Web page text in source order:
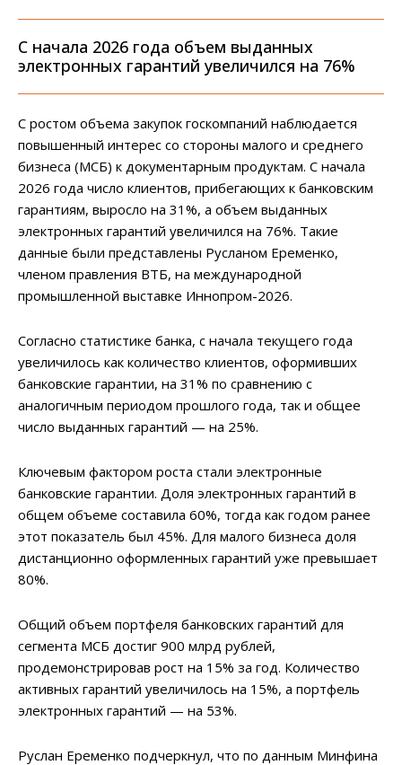
С начала 2026 года объем выданных
электронных гарантий увеличился на 76%
С ростом объема закупок госкомпаний наблюдается
повышенный интерес со стороны малого и среднего
бизнеса (МСБ) к документарным продуктам. С начала
2026 года число клиентов, прибегающих к банковским
гарантиям, выросло на 31%, а объем выданных
электронных гарантий увеличился на 76%. Такие
данные были представлены Русланом Еременко,
членом правления ВТБ, на международной
промышленной выставке Иннопром-2026.
Согласно статистике банка, с начала текущего года
увеличилось как количество клиентов, оформивших
банковские гарантии, на 31% по сравнению с
аналогичным периодом прошлого года, так и общее
число выданных гарантий — на 25%.
Ключевым фактором роста стали электронные
банковские гарантии. Доля электронных гарантий в
общем объеме составила 60%, тогда как годом ранее
этот показатель был 45%. Для малого бизнеса доля
дистанционно оформленных гарантий уже превышает
80%.
Общий объем портфеля банковских гарантий для
сегмента МСБ достиг 900 млрд рублей,
продемонстрировав рост на 15% за год. Количество
активных гарантий увеличилось на 15%, а портфель
электронных гарантий — на 53%.
Руслан Еременко подчеркнул, что по данным Минфина